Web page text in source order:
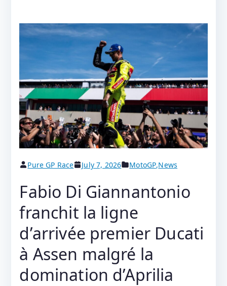
Pure GP Race July 7, 2026 MotoGP,News
Fabio Di Giannantonio
franchit la ligne
d’arrivée premier Ducati
à Assen malgré la
domination d’Aprilia